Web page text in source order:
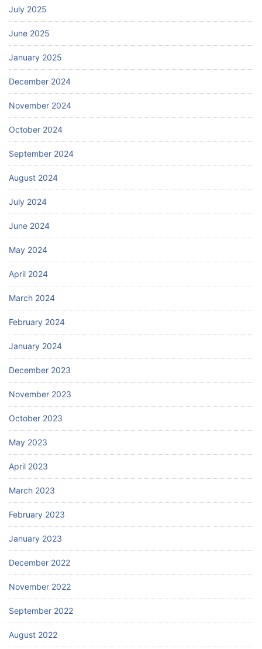
July 2025
June 2025
January 2025
December 2024
November 2024
October 2024
September 2024
August 2024
July 2024
June 2024
May 2024
April 2024
March 2024
February 2024
January 2024
December 2023
November 2023
October 2023
May 2023
April 2023
March 2023
February 2023
January 2023
December 2022
November 2022
September 2022
August 2022